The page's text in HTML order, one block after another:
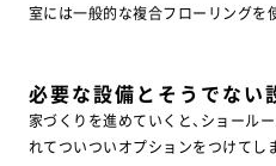
室には一般的な複合フローリングを
必要な設備とそうでない
家づくりを進めていくと、ショール
れてついついオプションをつけてし